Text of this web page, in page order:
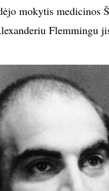
mokytis medicinos
Flemmingu